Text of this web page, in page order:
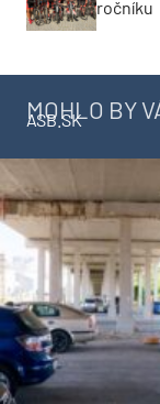
ročníku
MOHLO BY
ASB.SK